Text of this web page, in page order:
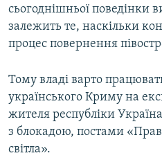
сьогоднішньої поведінки
залежить те, наскільки
процес повернення
Тому владі варто
українського Криму на
жителя республіки
з блокадою, постами
світла».